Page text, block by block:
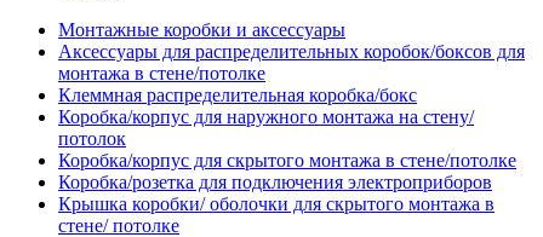
Монтажные коробки и аксессуары
Аксессуары для распределительных коробок/боксов для
монтажа в стене/потолке
Клеммная распределительная коробка/бокс
Коробка/корпус для наружного монтажа на стену/
потолок
Коробка/корпус для скрытого монтажа в стене/потолке
Коробка/розетка для подключения электроприборов
Крышка коробки/ оболочки для скрытого монтажа в
стене/ потолке